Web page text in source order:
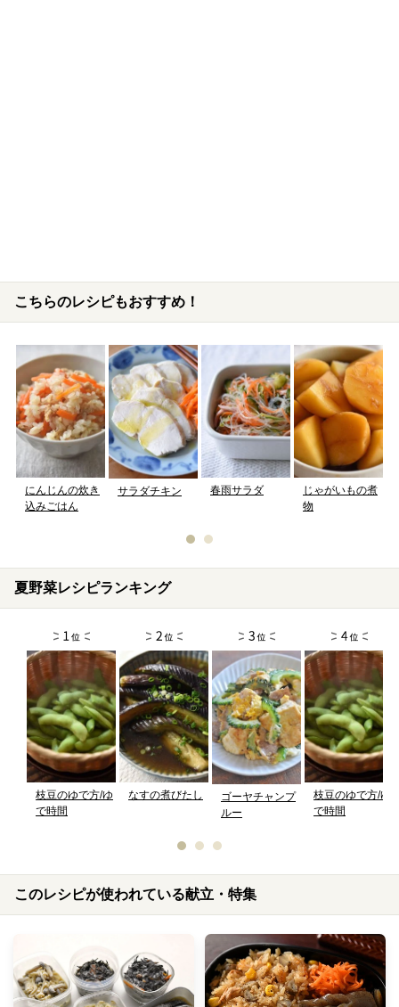
こちらのレシピもおすすめ！
にんじんの炊き
込みごはん
サラダチキン 春雨サラダ
じゃがいもの煮
物
夏野菜レシピランキング
枝豆のゆで方/ゆ
で時間
なすの煮びたし
ゴーヤチャンプ
ルー
枝豆のゆで方/ゆ
で時間
このレシピが使われている献立・特集